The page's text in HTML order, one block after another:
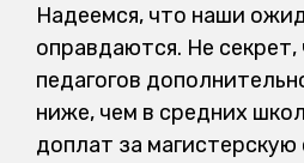
Надеемся, что наши
оправдаются. Не секрет,
педагогов
ниже, чем в средних
доплат за магистерскую